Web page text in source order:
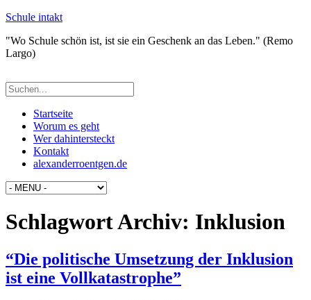
Schule intakt
"Wo Schule schön ist, ist sie ein Geschenk an das Leben." (Remo
Largo)
Startseite
Worum es geht
Wer dahintersteckt
Kontakt
alexanderroentgen.de
Schlagwort Archiv: Inklusion
“Die politische Umsetzung der Inklusion
ist eine Vollkatastrophe”